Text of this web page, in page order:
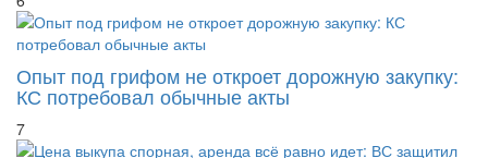
Опыт под грифом не откроет дорожную закупку:
КС потребовал обычные акты
7